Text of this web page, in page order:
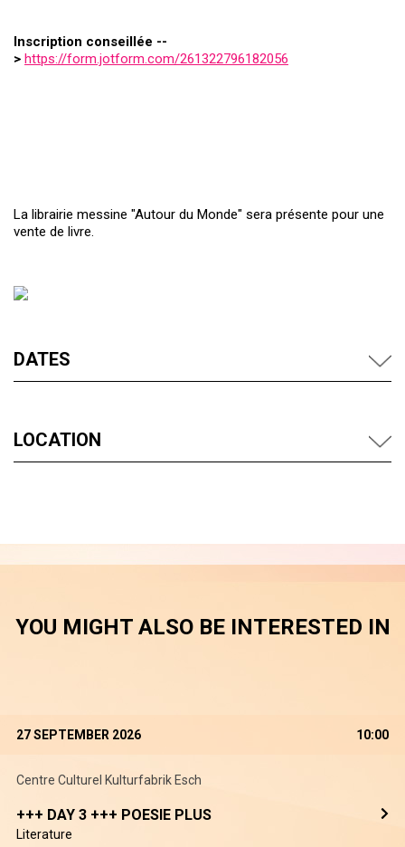
Inscription conseillée --
> https://form.jotform.com/261322796182056
La librairie messine "Autour du Monde" sera présente pour une
vente de livre.
DATES
LOCATION
YOU MIGHT ALSO BE INTERESTED IN
27 SEPTEMBER 2026 10:00
Centre Culturel Kulturfabrik Esch
+++ DAY 3 +++ POESIE PLUS
Literature